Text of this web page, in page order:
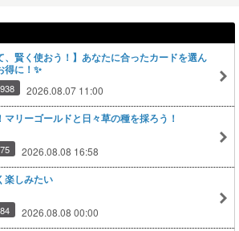
、賢く使おう！】あなたに合ったカードを選ん
得に！✨
2026.08.07 11:00
マリーゴールドと日々草の種を採ろう！
2026.08.08 16:58
楽しみたい
2026.08.08 00:00